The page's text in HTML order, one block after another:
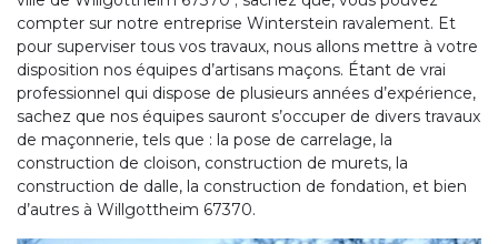
compter sur notre entreprise Winterstein ravalement. Et
pour superviser tous vos travaux, nous allons mettre à votre
disposition nos équipes d’artisans maçons. Étant de vrai
professionnel qui dispose de plusieurs années d’expérience,
sachez que nos équipes sauront s’occuper de divers travaux
de maçonnerie, tels que : la pose de carrelage, la
construction de cloison, construction de murets, la
construction de dalle, la construction de fondation, et bien
d’autres à Willgottheim 67370.